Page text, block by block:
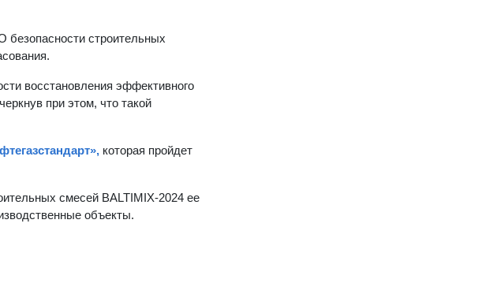
безопасности строительных
восстановления эффективного
при этом, что такой
которая пройдет
смесей BALTIMIХ-2024 ее
объекты.